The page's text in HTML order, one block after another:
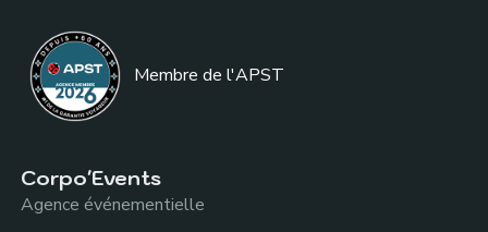
Membre de l'APST
Corpo'Events
Agence événementielle